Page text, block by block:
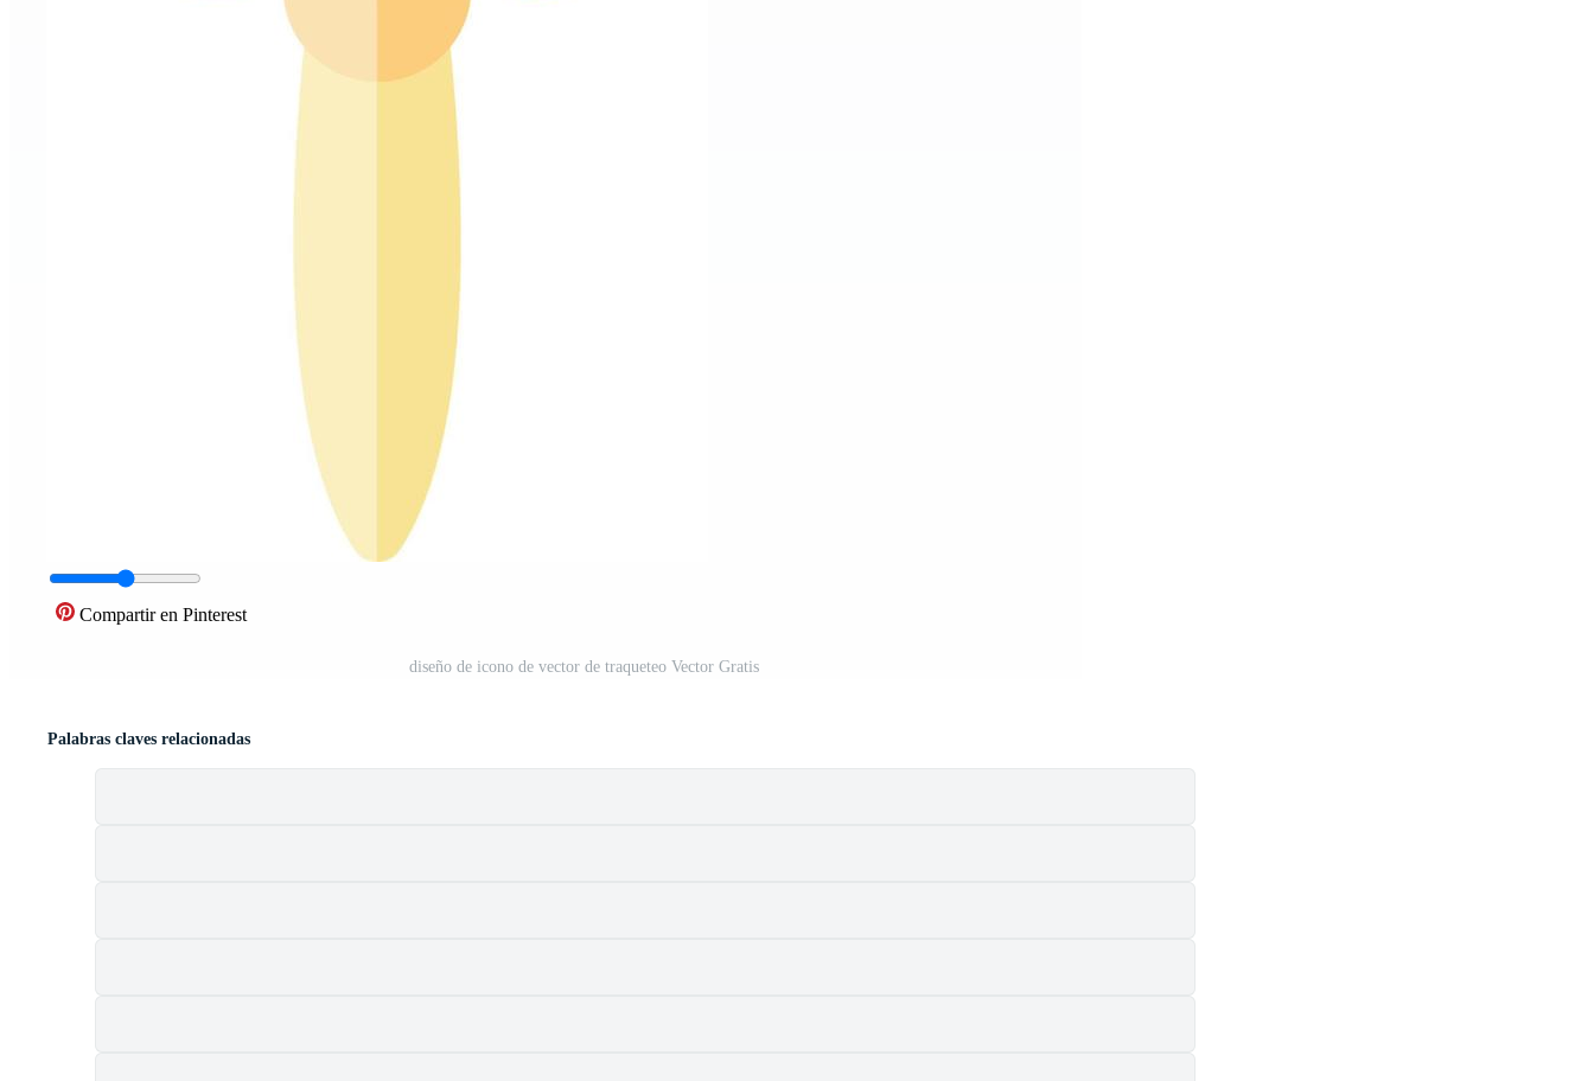
Compartir en Pinterest
diseño de icono de vector de traqueteo Vector Gratis
Palabras claves relacionadas